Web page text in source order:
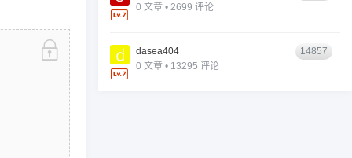
0 文章 • 2699 评论
dasea404
0 文章 • 13295 评论
14857